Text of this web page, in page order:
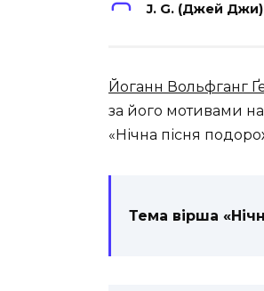
J. G. (Джей Джи)
Йоганн Вольфганг
за його мотивами
«Нічна пісня
Тема вірша